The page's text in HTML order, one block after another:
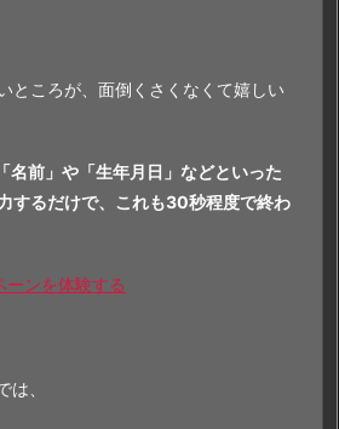
ところが、面倒くさくなくて嬉しい
名前」や「生年月日」などといった
するだけで、これも30秒程度で終わ
ーンを体験する
は、